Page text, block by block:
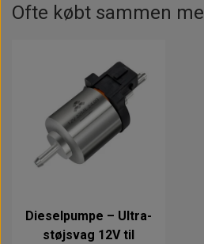
Ofte købt sammen
Dieselpumpe – Ultra-
støjsvag 12V til